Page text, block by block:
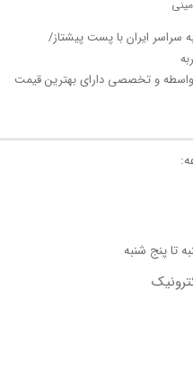
سراسر ایران با پست پیشتاز/
و تخصصی دارای بهترین قیمت
تا پنج شنبه